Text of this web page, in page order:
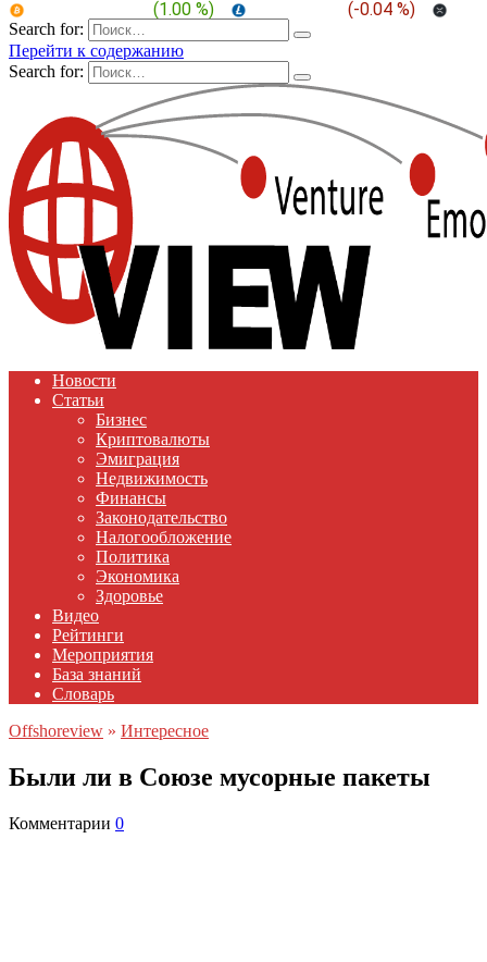
(1.00 %) (-0.04 %)
Search for:
Перейти к содержанию
Search for:
Новости
Статьи
Бизнес
Криптовалюты
Эмиграция
Недвижимость
Финансы
Законодательство
Налогообложение
Политика
Экономика
Здоровье
Видео
Рейтинги
Мероприятия
База знаний
Словарь
Offshoreview » Интересное
Были ли в Союзе мусорные пакеты
Комментарии 0